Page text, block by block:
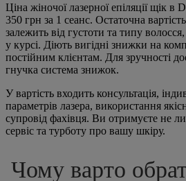
Ціна жіночої лазерної епіляції щік в
350 грн за 1 сеанс. Остаточна
залежить від густоти та типу волосся,
у курсі. Діють вигідні знижки на
постійним клієнтам. Для зручності
гнучка система знижок.
У вартість входить консультація,
параметрів лазера, використання
супровід фахівця. Ви отримуєте не
сервіс та турботу про вашу шкіру.
Чому варто